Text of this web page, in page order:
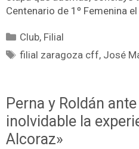
Centenario de 1º Femenina
Club, Filial
filial zaragoza cff, José
Perna y Roldán
inolvidable la
Alcoraz»